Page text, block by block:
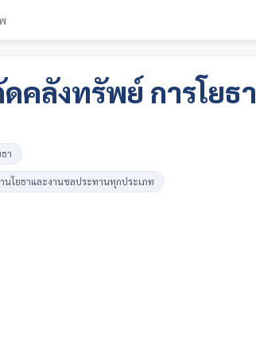
คลังทรัพย์ การโยธา
า
นโยธาและงานชลประทานทุกประเภท